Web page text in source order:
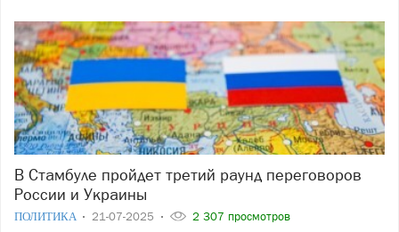
В Стамбуле пройдет третий раунд переговоров
России и Украины
ПОЛИТИКА 21-07-2025 2 307 просмотров